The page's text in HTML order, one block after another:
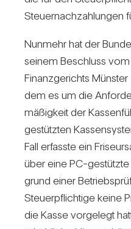
Steu­er­nach­zah­lungen
Nun­mehr hat der
seinem Beschluss
Finanz­ge­richts
dem es um die
mä­ßig­keit der
gestützten
Fall erfasste ein
über eine PC-
grund einer
Steu­er­pflich­tige keine
die Kasse vor­ge­legt